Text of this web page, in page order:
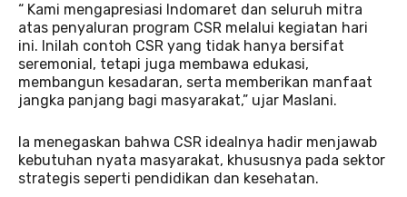
“ Kami mengapresiasi Indomaret dan seluruh mitra
atas penyaluran program CSR melalui kegiatan hari
ini. Inilah contoh CSR yang tidak hanya bersifat
seremonial, tetapi juga membawa edukasi,
membangun kesadaran, serta memberikan manfaat
jangka panjang bagi masyarakat,” ujar Maslani.
Ia menegaskan bahwa CSR idealnya hadir menjawab
kebutuhan nyata masyarakat, khususnya pada sektor
strategis seperti pendidikan dan kesehatan.